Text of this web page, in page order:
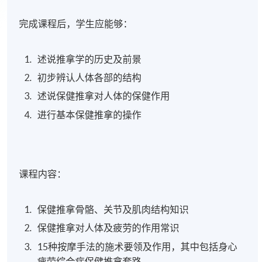
完成课程后，学生应能够：
述说推拿学的历史及前景
初步辨认人体各部的结构
述说保健推拿对人体的保健作用
进行基本保健推拿的操作
课程内容：
保健推拿骨骼、关节及肌肉结构知识
保健推拿对人体及疲劳的作用常识
15种按摩手法的施术要领及作用，其中包括身心